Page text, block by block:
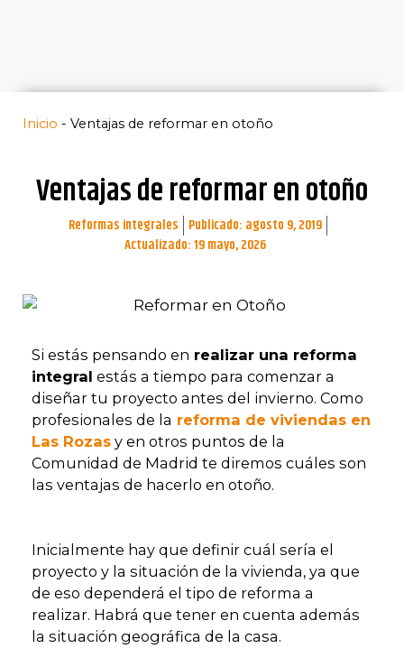
Inicio - Ventajas de reformar en otoño
Ventajas de reformar en otoño
Reformas integrales Publicado: agosto 9, 2019
Actualizado: 19 mayo, 2026
Si estás pensando en realizar una reforma
integral estás a tiempo para comenzar a
diseñar tu proyecto antes del invierno. Como
profesionales de la reforma de viviendas en
Las Rozas y en otros puntos de la
Comunidad de Madrid te diremos cuáles son
las ventajas de hacerlo en otoño.
Inicialmente hay que definir cuál sería el
proyecto y la situación de la vivienda, ya que
de eso dependerá el tipo de reforma a
realizar. Habrá que tener en cuenta además
la situación geográfica de la casa.